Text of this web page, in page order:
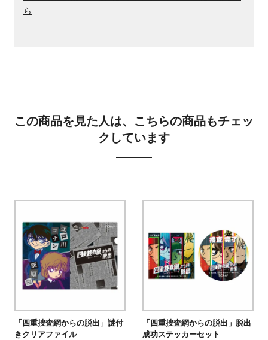
ら
この商品を見た人は、こちらの商品もチェッ
クしています
「四重捜査網からの脱出」謎付
きクリアファイル
「四重捜査網からの脱出」脱出
成功ステッカーセット